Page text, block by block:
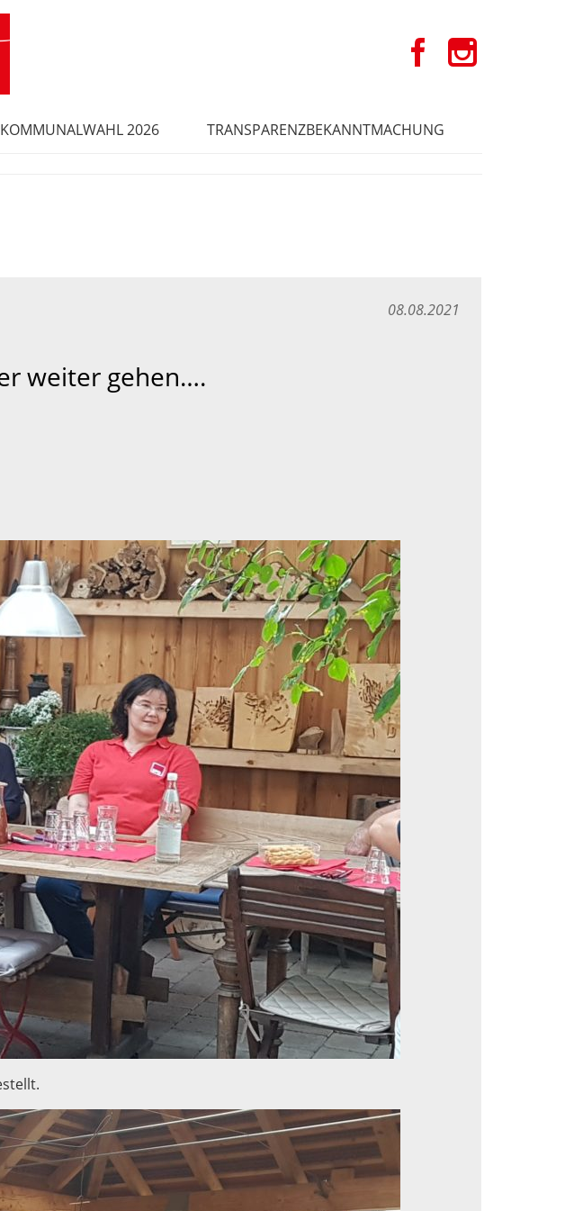
KOMMUNALWAHL 2026 TRANSPARENZBEKANNTMACHUNG
08.08.2021
weiter gehen….